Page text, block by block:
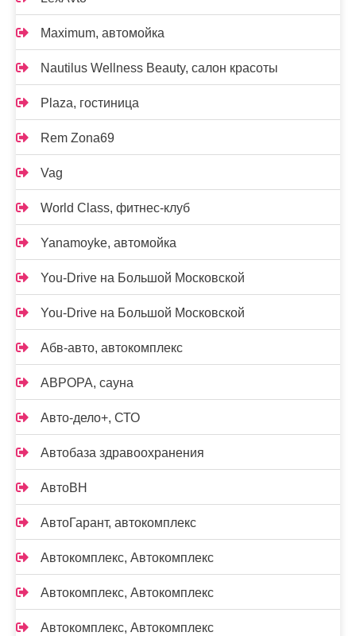
Maximum, автомойка
Nautilus Wellness Beauty, салон красоты
Plaza, гостиница
Rem Zona69
Vag
World Class, фитнес-клуб
Yanamoyke, автомойка
You-Drive на Большой Московской
You-Drive на Большой Московской
Абв-авто, автокомплекс
АВРОРА, сауна
Авто-дело+, СТО
Автобаза здравоохранения
АвтоВН
АвтоГарант, автокомплекс
Автокомплекс, Автокомплекс
Автокомплекс, Автокомплекс
Автокомплекс, Автокомплекс